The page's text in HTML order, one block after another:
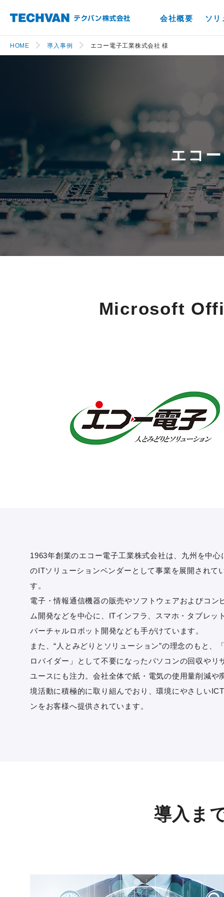
会社概要 ソリ
HOME 導入事例 エコー電子工業株式会社 様
エコ
Microsoft
1963年創業のエコー電子工業株式会社は、九州を中心
のITソリューションベンダーとして事業を展開されて
す。
電子・情報通信機器の販売やソフトウェアおよびコン
ム開発などを中心に、ITインフラ、スマホ・タブレッ
バーチャルロボット開発なども手がけています。
また、“人とみどりとソリューション”の理念のもと、
ロバイダー」として不要になったパソコンの回収やリ
ユースにも注力。会社全体で紙・電気の使用量削減や
境活動に積極的に取り組んでおり、環境にやさしい
ンをお客様へ提供されています。
導入ま